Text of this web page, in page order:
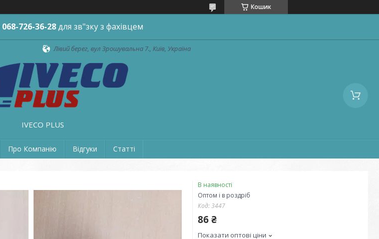
Кошик
068-726-36-28для зв"зку з фахівцем
Лівий берег, вул Зрошувальна 7., Київ, Україна
IVECO PLUS
Про Компанію Відгуки Статті
В наявності
Оптом і в роздріб
Код:3447
86 ₴
Показати оптові ціни